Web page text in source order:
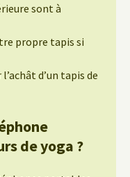
sont à
propre tapis si
d’un tapis de
de yoga ?